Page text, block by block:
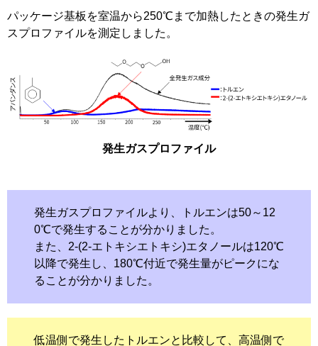
パッケージ基板を室温から250℃まで加熱したときの発生ガ
スプロファイルを測定しました。
発生ガスプロファイル
発生ガスプロファイルより、トルエンは50～12
0℃で発生することが分かりました。
また、2-(2-エトキシエトキシ)エタノールは120℃
以降で発生し、180℃付近で発生量がピークにな
ることが分かりました。
低温側で発生したトルエンと比較して、高温側で